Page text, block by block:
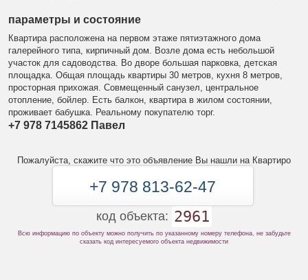
параметры и состояние
Квартира расположена на первом этаже пятиэтажного дома
галерейного типа, кирпичный дом. Возле дома есть небольшой
участок для садоводства. Во дворе большая парковка, детская
площадка. Общая площадь квартиры 30 метров, кухня 8 метров,
просторная прихожая. Совмещенный санузел, центральное
отопление, бойлер. Есть балкон, квартира в жилом состоянии,
проживает бабушка. Реальному покупателю торг.
+7 978 7145862 Павел
Пожалуйста, скажите что это объявление Вы нашли на Квартиро
+7 978 813-62-47
код объекта: 2961
Всю информацию по объекту можно получить по указанному номеру телефона, не забудьте
сказать код интересуемого объекта недвижимости